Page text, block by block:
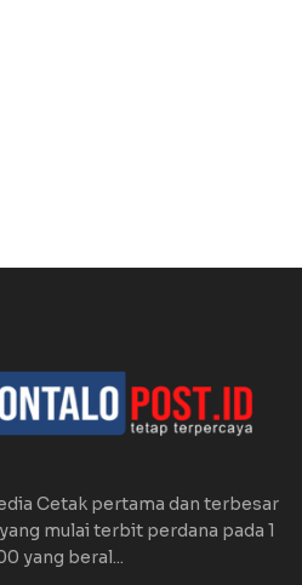
Cetak pertama dan terbesar
mulai terbit perdana pada 1
yang beral...